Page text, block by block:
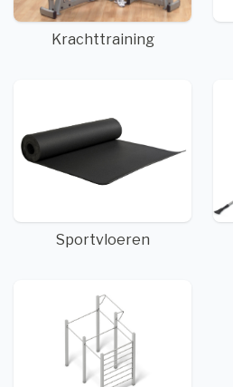
Krachttraining
Sportvloeren